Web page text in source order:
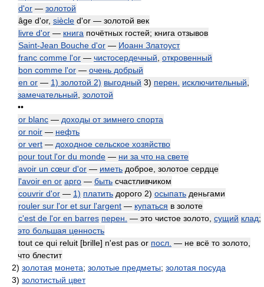
d'or — золотой
âge d'or, siècle d'or — золотой век
livre d'or — книга почётных гостей; книга отзывов
Saint-Jean Bouche d'or — Иоанн Златоуст
franc comme l'or — чистосердечный откровенный
bon comme l'or — очень добрый
en or — 1) золотой 2) выгодный 3) перен. исключительный
замечательный золотой
••
or blanc — доходы от зимнего спорта
or noir — нефть
or vert — доходное сельское хозяйство
pour tout l'or du monde — ни за что на свете
avoir un cœur d'or — иметь доброе, золотое сердце
l'avoir en or арго — быть счастливчиком
couvrir d'or — 1) платить дорого 2) осыпать деньгами
rouler sur l'or et sur l'argent — купаться в золоте
c'est de l'or en barres перен. — это чистое золото, сущий клад;
это большая ценность
tout ce qui reluit [brille] n'est pas or посл. — не всё то золото,
что блестит
2) золотая монета; золотые предметы; золотая посуда
3) золотистый цвет